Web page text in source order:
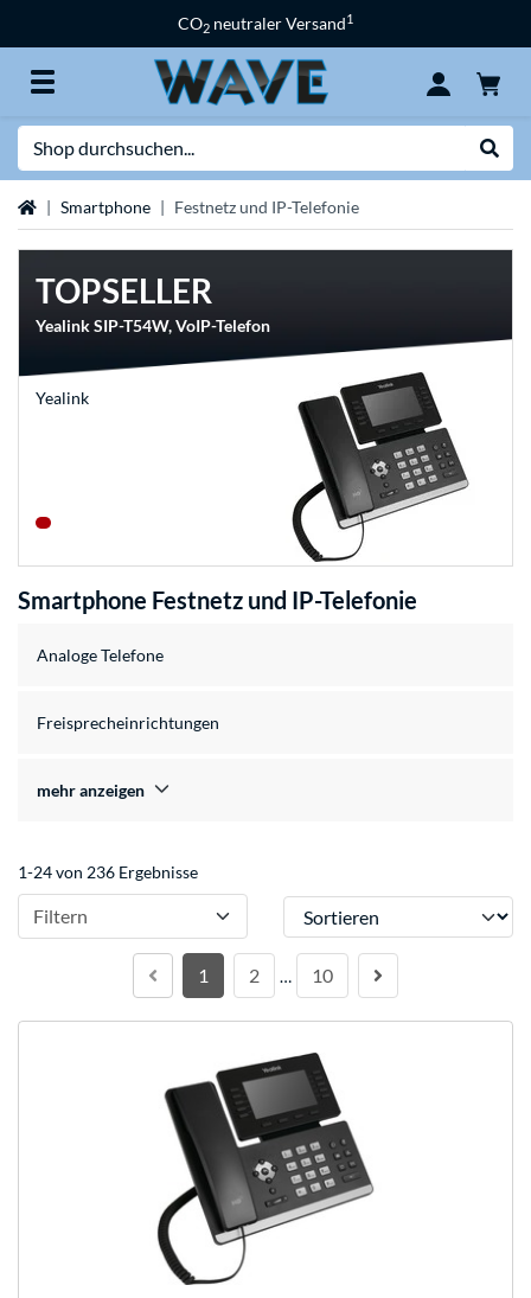
CO2 neutraler Versand1
StartseiteSmartphone Festnetz und IP-Telefonie
TOPSELLER
Yealink SIP-T54W, VoIP-Telefon
Yealink
Smartphone Festnetz und IP-Telefonie
Analoge Telefone
Freisprecheinrichtungen
mehr anzeigen
1-24 von 236 Ergebnisse
Filtern Sortieren
1 2 … 10